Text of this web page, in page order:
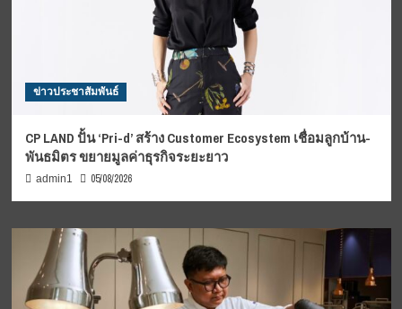
ข่าวประชาสัมพันธ์
CP LAND ปั้น ‘Pri-d’ สร้าง Customer Ecosystem เชื่อมลูกบ้าน-
พันธมิตร ขยายมูลค่าธุรกิจระยะยาว
admin1 05/08/2026